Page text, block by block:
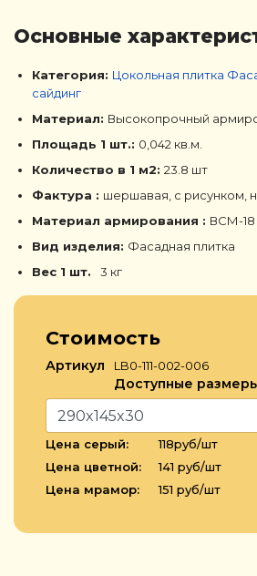
Основные
Категория: Цокольная плитка
сайдинг
Материал: Высокопрочный
Площадь 1 шт.: 0,042 кв.м.
Количество в 1 м2: 23.8 шт
Фактура : шершавая, с рисунком,
Материал армирования : ВСМ-18
Вид изделия: Фасадная плитка
Вес 1 шт.
3 кг
Стоимость
Артикул LB0-111-002-006
Доступные
Цена серый:
118руб/шт
Цена цветной:
141 руб/шт
Цена мрамор:
151 руб/шт